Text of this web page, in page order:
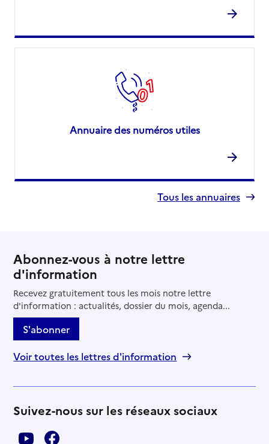
Annuaire des numéros utiles
Tous les annuaires
Abonnez-vous à notre lettre
d'information
Recevez gratuitement tous les mois notre lettre
d'information : actualités, dossier du mois, agenda...
S'abonner
Voir toutes les lettres d'information
Suivez-nous sur les réseaux sociaux